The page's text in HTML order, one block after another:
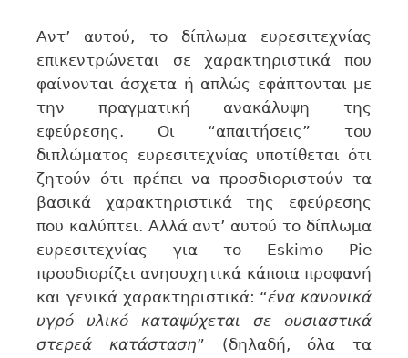
Αντ’ αυτού, το δίπλωμα ευρεσιτεχνίας
επικεντρώνεται σε χαρακτηριστικά που
φαίνονται άσχετα ή απλώς εφάπτονται με
την πραγματική ανακάλυψη της
εφεύρεσης. Οι “απαιτήσεις” του
διπλώματος ευρεσιτεχνίας υποτίθεται ότι
ζητούν ότι πρέπει να προσδιοριστούν τα
βασικά χαρακτηριστικά της εφεύρεσης
που καλύπτει. Αλλά αντ’ αυτού το δίπλωμα
ευρεσιτεχνίας για το Eskimo Pie
προσδιορίζει ανησυχητικά κάποια προφανή
και γενικά χαρακτηριστικά: “ένα κανονικά
υγρό υλικό καταψύχεται σε ουσιαστικά
στερεά κατάσταση” (δηλαδή, όλα τα